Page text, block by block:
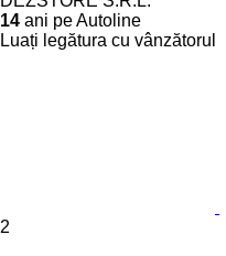
14 ani pe Autoline
Luați legătura cu vânzătorul
2